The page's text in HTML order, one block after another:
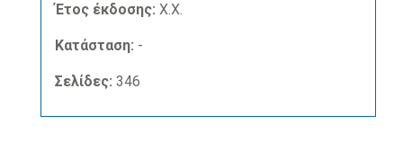
Έτος έκδοσης: Χ.Χ.
Κατάσταση: -
Σελίδες: 346